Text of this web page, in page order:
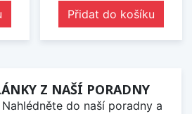
Přidat do košíku
Z NAŠÍ PORADNY
do naší poradny a